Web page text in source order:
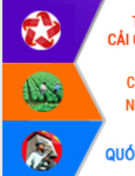
Kết nối tour, đẩy mạnh chuyển đổi số
để phát triển du lịch Đắk Lắk
Khởi động Dự án Đầu tư xây dựng hạ
tầng kỹ thuật Cụm công nghiệp Tân
Tiến
Gặp mặt các cơ quan báo chí nhân Kỷ
niệm 101 năm Ngày Báo chí Cách
mạng Việt Nam
Đắk Lắk sơ kết 4 năm triển khai thực
hiện Đề án 06 của Chính phủ
Họp báo thông tin về Hội nghị Công bố
Quy hoạch và Xúc tiến đầu tư tỉnh Đắk